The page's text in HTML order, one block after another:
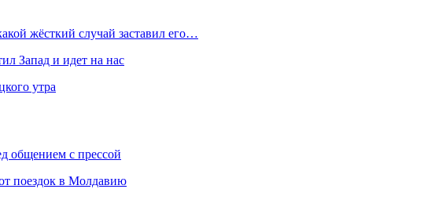
жёсткий случай заставил его…
Запад и идет на нас
утра
общением с прессой
поездок в Молдавию